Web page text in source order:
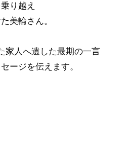
り越え
美輪さん。
家人へ遺した最期の一言
ージを伝えます。